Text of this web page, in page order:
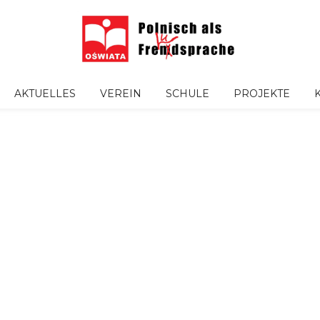
AKTUELLES VEREIN SCHULE PROJEKTE